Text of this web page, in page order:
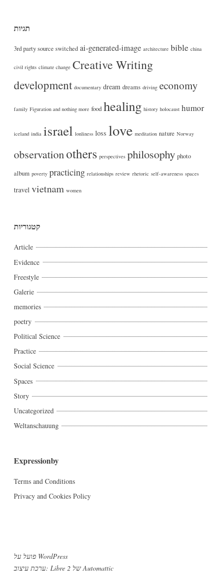
תגיות
3rd party source switched ai-generated-image architecture bible china
civil rights climate change Creative Writing
development documentary dream dreams driving economy
family Figuration and nothing more food healing history holocaust humor
iceland india israel lonliness loss love meditation nature Norway
observationothers perspectives philosophy photo
album poverty practicing relationships review rhetoric self-awareness spaces
travel vietnam women
קטגוריות
Article
Evidence
Freestyle
Galerie
memories
poetry
Political Science
Practice
Social Science
Spaces
Story
Uncategorized
Weltanschauung
Expressionby
Terms and Conditions
Privacy and Cookies Policy
פועל על WordPress
ערכת עיצוב: Libre 2 שלAutomattic